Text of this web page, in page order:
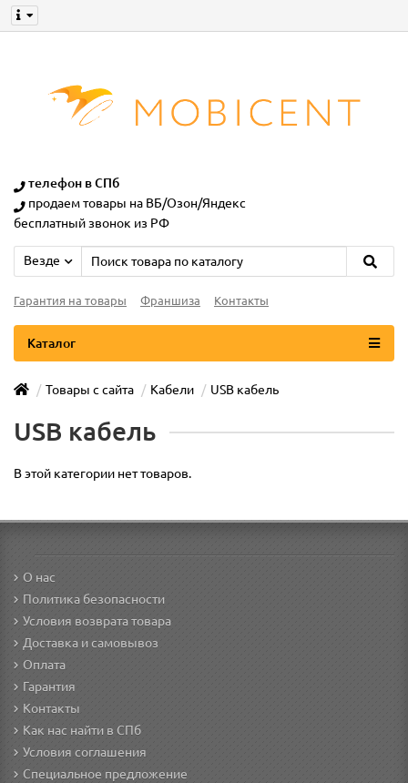
телефон в СПб
продаем товары на ВБ/Озон/Яндекс
бесплатный звонок из РФ
Везде
Гарантия на товары Франшиза Контакты
Каталог
Товары с сайта Кабели USB кабель
USB кабель
В этой категории нет товаров.
О нас
Политика безопасности
Условия возврата товара
Доставка и самовывоз
Оплата
Гарантия
Контакты
Как нас найти в СПб
Условия соглашения
Специальное предложение